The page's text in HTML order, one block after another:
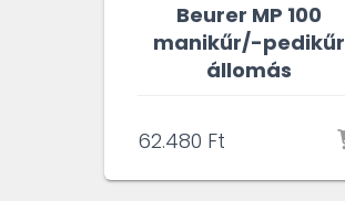
Beurer MP 100
manikűr/-pedikűr
állomás
62.480 Ft